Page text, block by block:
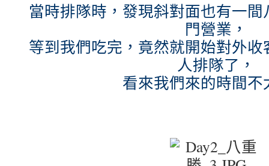
當時排隊時，發現斜對面也有一
門營業，
等到我們吃完，竟然就開始對外
人排隊了，
看來我們來的時間